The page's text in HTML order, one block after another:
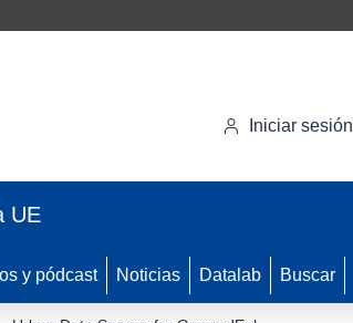
Iniciar sesión
UE
y pódcast Noticias Datalab Buscar